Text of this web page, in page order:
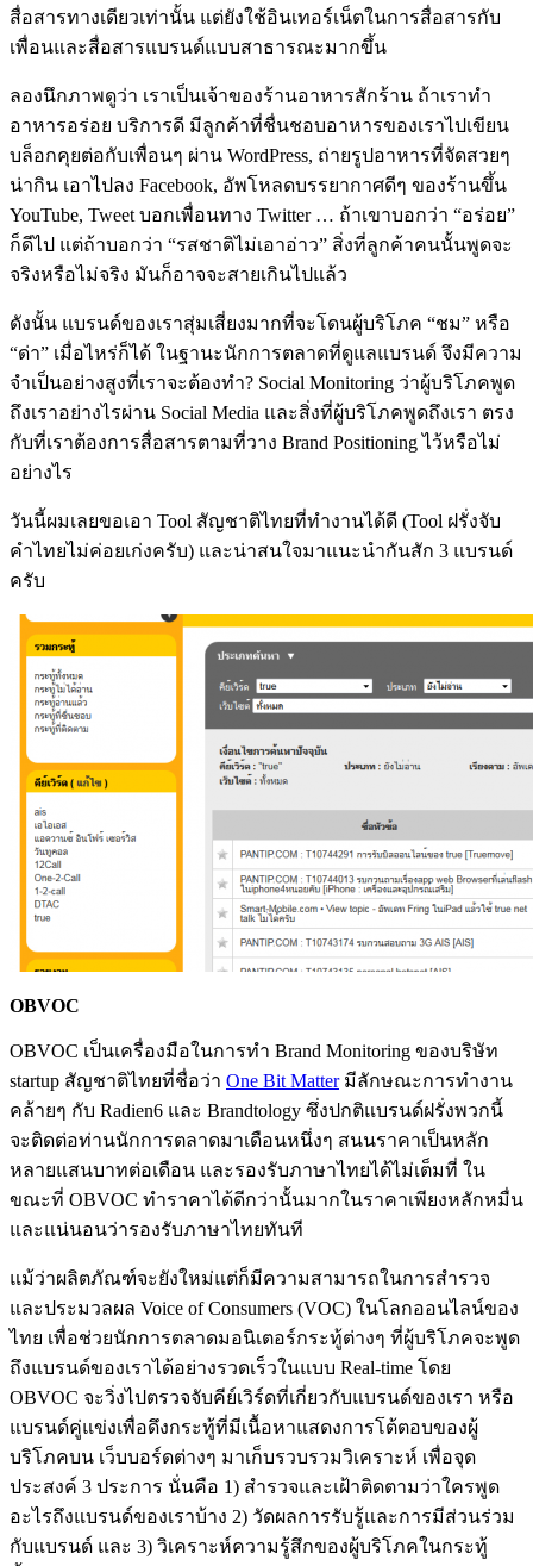
สื่อสารทางเดียวเท่านั้น แต่ยังใช้อินเทอร์เน็ตในการสื่อสารกับ
เพื่อนและสื่อสารแบรนด์แบบสาธารณะมากขึ้น
ลองนึกภาพดูว่า เราเป็นเจ้าของร้านอาหารสักร้าน ถ้าเราทำ
อาหารอร่อย บริการดี มีลูกค้าที่ชื่นชอบอาหารของเราไปเขียน
บล็อกคุยต่อกับเพื่อนๆ ผ่าน WordPress, ถ่ายรูปอาหารที่จัดสวยๆ
น่ากิน เอาไปลง Facebook, อัพโหลดบรรยากาศดีๆ ของร้านขึ้น
YouTube, Tweet บอกเพื่อนทาง Twitter … ถ้าเขาบอกว่า “อร่อย”
ก็ดีไป แต่ถ้าบอกว่า “รสชาติไม่เอาอ่าว” สิ่งที่ลูกค้าคนนั้นพูดจะ
จริงหรือไม่จริง มันก็อาจจะสายเกินไปแล้ว
ดังนั้น แบรนด์ของเราสุ่มเสี่ยงมากที่จะโดนผู้บริโภค “ชม” หรือ
“ด่า” เมื่อไหร่ก็ได้ ในฐานะนักการตลาดที่ดูแลแบรนด์ จึงมีความ
จำเป็นอย่างสูงที่เราจะต้องทำ? Social Monitoring ว่าผู้บริโภคพูด
ถึงเราอย่างไรผ่าน Social Media และสิ่งที่ผู้บริโภคพูดถึงเรา ตรง
กับที่เราต้องการสื่อสารตามที่วาง Brand Positioning ไว้หรือไม่
อย่างไร
วันนี้ผมเลยขอเอา Tool สัญชาติไทยที่ทำงานได้ดี (Tool ฝรั่งจับ
คำไทยไม่ค่อยเก่งครับ) และน่าสนใจมาแนะนำกันสัก 3 แบรนด์
ครับ
OBVOC
OBVOC เป็นเครื่องมือในการทำ Brand Monitoring ของบริษัท
startup สัญชาติไทยที่ชื่อว่า One Bit Matterมีลักษณะการทำงาน
คล้ายๆ กับ Radien6 และ Brandtology ซึ่งปกติแบรนด์ฝรั่งพวกนี้
จะติดต่อท่านนักการตลาดมาเดือนหนึ่งๆ สนนราคาเป็นหลัก
หลายแสนบาทต่อเดือน และรองรับภาษาไทยได้ไม่เต็มที่ ใน
ขณะที่ OBVOC ทำราคาได้ดีกว่านั้นมากในราคาเพียงหลักหมื่น
และแน่นอนว่ารองรับภาษาไทยทันที
แม้ว่าผลิตภัณฑ์จะยังใหม่แต่ก็มีความสามารถในการสำรวจ
และประมวลผล Voice of Consumers (VOC) ในโลกออนไลน์ของ
ไทย เพื่อช่วยนักการตลาดมอนิเตอร์กระทู้ต่างๆ ที่ผู้บริโภคจะพูด
ถึงแบรนด์ของเราได้อย่างรวดเร็วในแบบ Real-time โดย
OBVOC จะวิ่งไปตรวจจับคีย์เวิร์ดที่เกี่ยวกับแบรนด์ของเรา หรือ
แบรนด์คู่แข่งเพื่อดึงกระทู้ที่มีเนื้อหาแสดงการโต้ตอบของผู้
บริโภคบน เว็บบอร์ดต่างๆ มาเก็บรวบรวมวิเคราะห์ เพื่อจุด
ประสงค์ 3 ประการ นั่นคือ 1) สำรวจและเฝ้าติดตามว่าใครพูด
อะไรถึงแบรนด์ของเราบ้าง 2) วัดผลการรับรู้และการมีส่วนร่วม
กับแบรนด์ และ 3) วิเคราะห์ความรู้สึกของผู้บริโภคในกระทู้